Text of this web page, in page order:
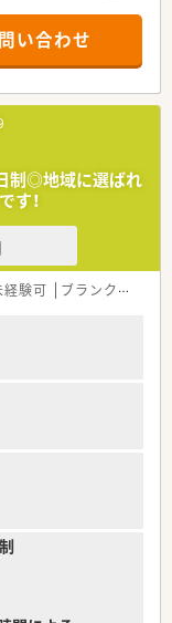
躍できる環境は整っ
しております。
い合わせ
制◎地域に選ばれ
す！
経験可 ブランク可